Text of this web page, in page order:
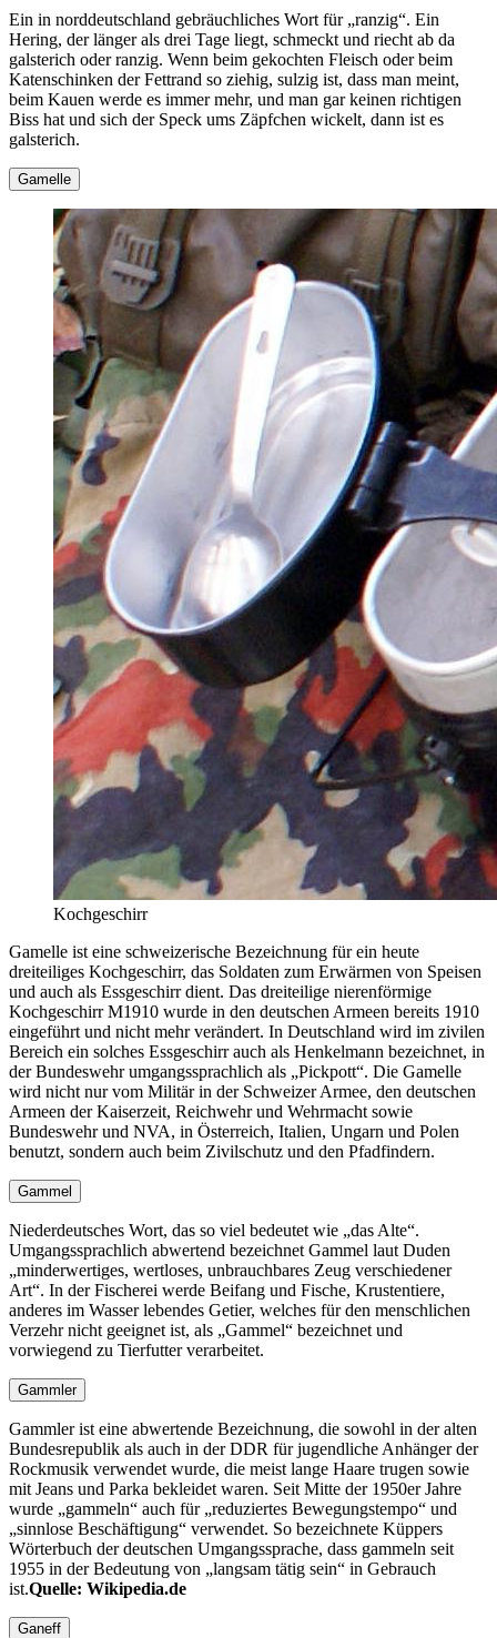
Ein in norddeutschland gebräuchliches Wort für ranzig . Ein
Hering, der länger als drei Tage liegt, schmeckt und riecht ab da
galsterich oder ranzig. Wenn beim gekochten Fleisch oder beim
Katenschinken der Fettrand so ziehig, sulzig ist, dass man meint,
beim Kauen werde es immer mehr, und man gar keinen richtigen
Biss hat und sich der Speck ums Zäpfchen wickelt, dann ist es
galsterich.
Gamelle
Kochgeschirr
Gamelle ist eine schweizerische Bezeichnung für ein heute
dreiteiliges Kochgeschirr, das Soldaten zum Erwärmen von Speisen
und auch als Essgeschirr dient. Das dreiteilige nierenförmige
Kochgeschirr M1910 wurde in den deutschen Armeen bereits 1910
eingeführt und nicht mehr verändert. In Deutschland wird im zivilen
Bereich ein solches Essgeschirr auch als Henkelmann bezeichnet, in
der Bundeswehr umgangssprachlich als
Pickpott . Die Gamelle
wird nicht nur vom Militär in der Schweizer Armee, den deutschen
Armeen der Kaiserzeit, Reichwehr und Wehrmacht sowie
Bundeswehr und NVA, in Österreich, Italien, Ungarn und Polen
benutzt, sondern auch beim Zivilschutz und den Pfadfindern.
Gammel
Niederdeutsches Wort, das so viel bedeutet wie das Alte .
Umgangssprachlich abwertend bezeichnet Gammel laut Duden
minderwertiges, wertloses, unbrauchbares Zeug verschiedener
Art . In der Fischerei werde Beifang und Fische, Krustentiere,
anderes im Wasser lebendes Getier, welches für den menschlichen
Verzehr nicht geeignet ist, als
Gammel
bezeichnet und
vorwiegend zu Tierfutter verarbeitet.
Gammler
Gammler ist eine abwertende Bezeichnung, die sowohl in der alten
Bundesrepublik als auch in der DDR für jugendliche Anhänger der
Rockmusik verwendet wurde, die meist lange Haare trugen sowie
mit Jeans und Parka bekleidet waren. Seit Mitte der 1950er Jahre
wurde
gammeln auch für reduziertes Bewegungstempo
und
sinnlose Beschäftigung
verwendet. So bezeichnete Küppers
Wörterbuch der deutschen Umgangssprache, dass gammeln seit
1955 in der Bedeutung von
langsam tätig sein
in Gebrauch
ist.Quelle: Wikipedia.de
Ganeff